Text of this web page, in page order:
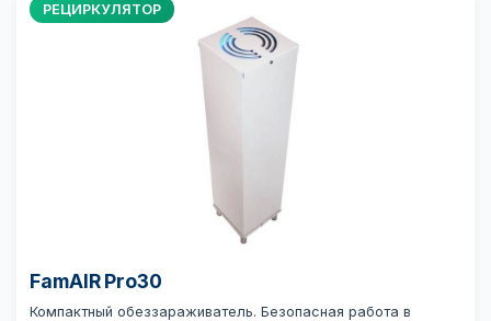
РЕЦИРКУЛЯТОР
FamAIR Pro30
Компактный обеззараживатель. Безопасная работа в